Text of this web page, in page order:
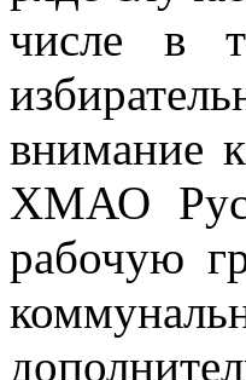
числе в
внимание
ХМАО
рабочую